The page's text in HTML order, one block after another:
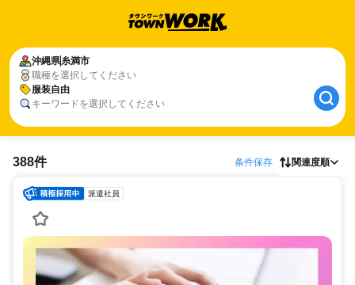
沖縄県糸満市
職種を選択してください
服装自由
キーワードを選択してください
388件 条件保存 関連度順
派遣社員